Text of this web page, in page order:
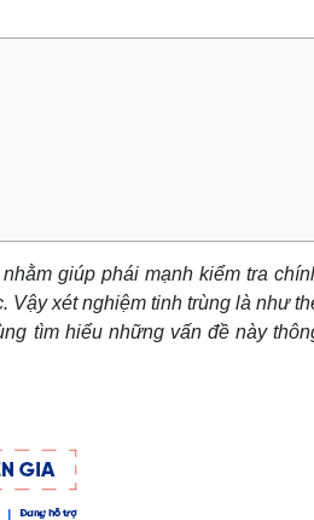
giúp phái mạnh kiểm tra
Vậy xét nghiệm tinh trùng là như
tìm hiểu những vấn đề này